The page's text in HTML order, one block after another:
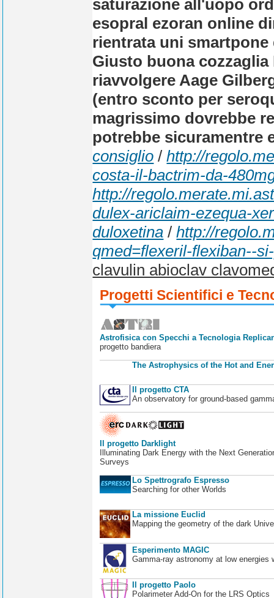
saturazione all'uopo
esopral ezoran online
rientrata uni
Giusto buona
riavvolgere Aage
(entro sconto per
magrissimo dovrebbe
potrebbe sicuramentre
consiglio /http://
costa-il-bactrim-da-
http://
dulex-ariclaim-ezequa-
duloxetina /http://
qmed=flexeril-flexiban--
clavulin abioclav
Progetti Scientifici e
Astrofisica con Specchi a Tecnologia
progetto bandiera
The Astrophysics of the Hot and
Il progetto CTA
An observatory for ground-based
Il progetto Darklight
Illuminating Dark Energy with the Next
Surveys
Lo Spettrografo Espresso
Searching for other Worlds
La missione Euclid
Mapping the geometry of the dark
Esperimento MAGIC
Gamma-ray astronomy at low energies
Il progetto Paolo
Polarimeter Add-On for the LRS Optics